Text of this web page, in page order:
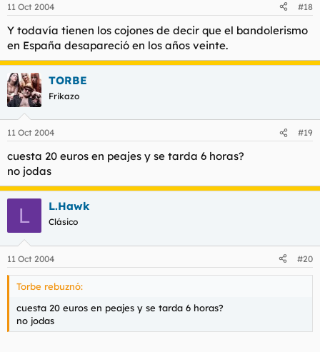
11 Oct 2004 #18
Y todavía tienen los cojones de decir que el bandolerismo
en España desapareció en los años veinte.
TORBE
Frikazo
11 Oct 2004 #19
cuesta 20 euros en peajes y se tarda 6 horas?
no jodas
L L.Hawk
Clásico
11 Oct 2004 #20
Torbe rebuznó:
cuesta 20 euros en peajes y se tarda 6 horas?
no jodas